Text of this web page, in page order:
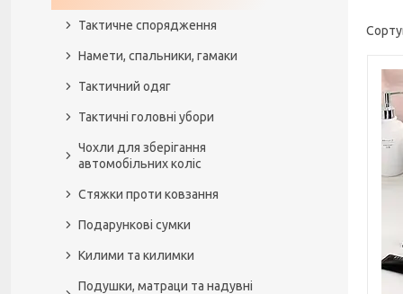
Тактичне спорядження
Намети, спальники, гамаки
Тактичний одяг
Тактичні головні убори
Чохли для зберігання
автомобільних коліс
Стяжки проти ковзання
Подарункові сумки
Килими та килимки
Подушки, матраци та надувні